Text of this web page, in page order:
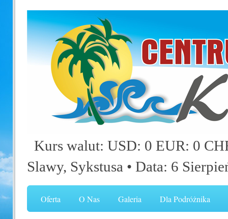
Kurs walut: USD: 0 EUR: 0
Slawy, Sykstusa • Data: 6
Oferta O Nas Galeria Dla Podróżnika